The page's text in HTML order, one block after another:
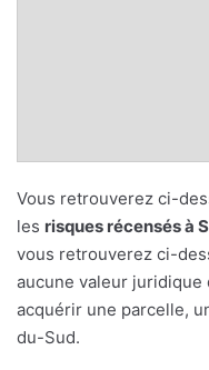
Vous retrouverez ci-
les risques récensés à
vous retrouverez ci-
aucune valeur juridique
acquérir une parcelle,
du-Sud.